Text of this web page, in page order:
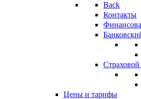
Back
Контакты
Страховой
Цены и тарифы